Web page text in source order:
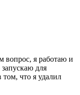
вопрос, я работаю и
для
том, что я удалил